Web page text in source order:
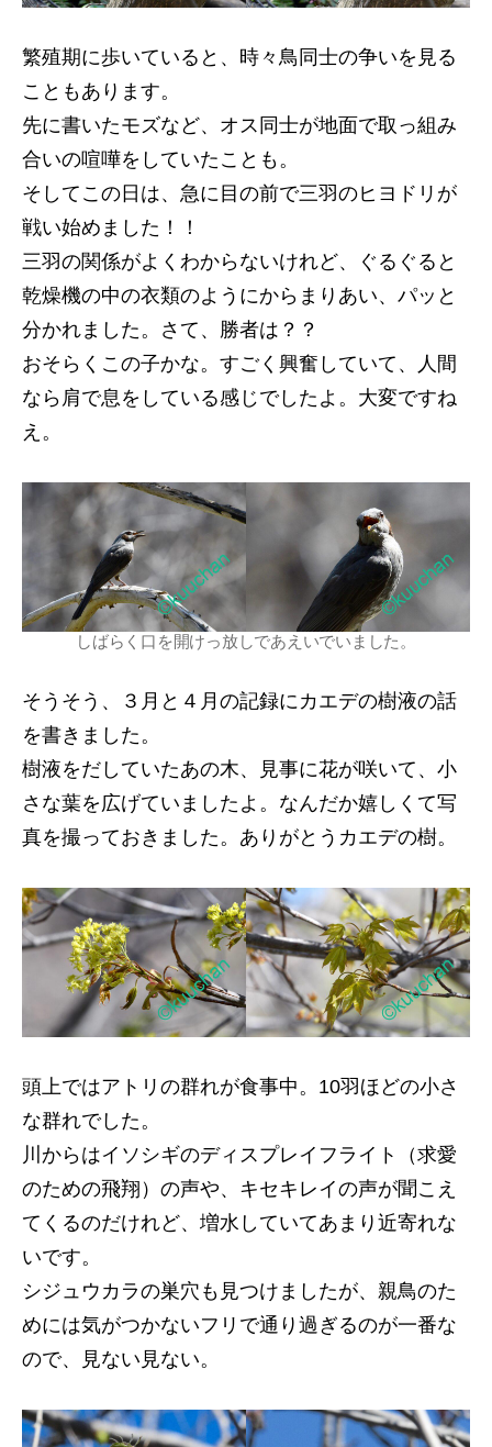
繁殖期に歩いていると、時々鳥同士の争いを見る
こともあります。
先に書いたモズなど、オス同士が地面で取っ組み
合いの喧嘩をしていたことも。
そしてこの日は、急に目の前で三羽のヒヨドリが
戦い始めました！！
三羽の関係がよくわからないけれど、ぐるぐると
乾燥機の中の衣類のようにからまりあい、パッと
分かれました。さて、勝者は？？
おそらくこの子かな。すごく興奮していて、人間
なら肩で息をしている感じでしたよ。大変ですね
え。
しばらく口を開けっ放しであえいでいました。
そうそう、３月と４月の記録にカエデの樹液の話
を書きました。
樹液をだしていたあの木、見事に花が咲いて、小
さな葉を広げていましたよ。なんだか嬉しくて写
真を撮っておきました。ありがとうカエデの樹。
頭上ではアトリの群れが食事中。10羽ほどの小さ
な群れでした。
川からはイソシギのディスプレイフライト（求愛
のための飛翔）の声や、キセキレイの声が聞こえ
てくるのだけれど、増水していてあまり近寄れな
いです。
シジュウカラの巣穴も見つけましたが、親鳥のた
めには気がつかないフリで通り過ぎるのが一番な
ので、見ない見ない。